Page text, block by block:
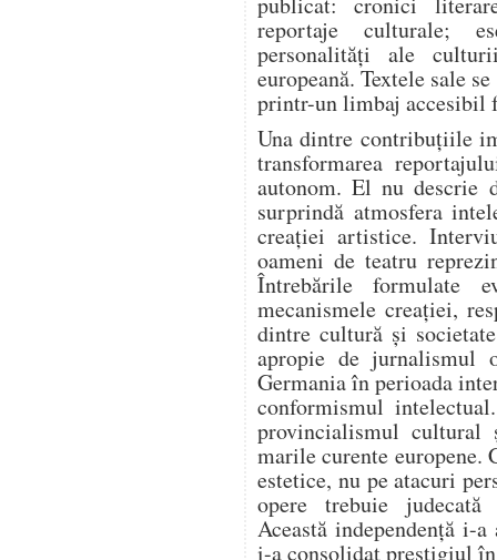
reportaje culturale;
personalități ale
europeană. Textele sale
printr-un limbaj accesibil
Una dintre contribuțiile
transformarea
autonom. El nu descrie
surprindă atmosfera
creației artistice.
oameni de teatru
Întrebările formulate
mecanismele creației,
dintre cultură și
apropie de jurnalismul
Germania în perioada
conformismul
provincialismul
marile curente europene.
estetice, nu pe atacuri
opere trebuie
Această independență i-
i-a consolidat prestigiul